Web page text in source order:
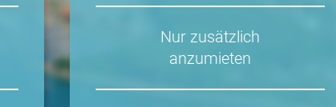
Nur zusätzlich
anzumieten